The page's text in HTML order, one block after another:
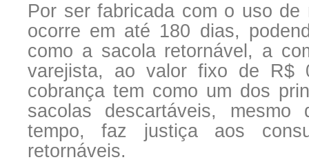
Por ser fabricada com o uso de
ocorre em até 180 dias,
como a sacola retornável, a
varejista, ao valor fixo de R$
cobrança tem como um dos
sacolas descartáveis, mesmo
tempo, faz justiça aos
retornáveis.